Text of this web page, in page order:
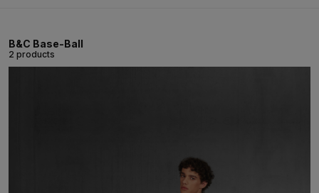
B&C Base-Ball
2 products